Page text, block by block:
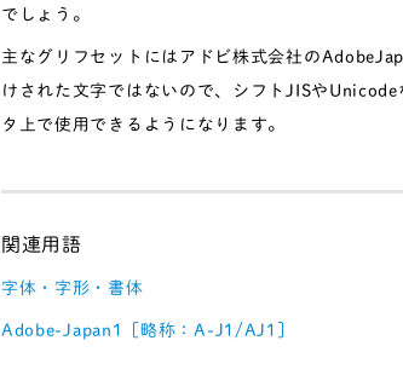
でしょう。
主なグリフセットにはアドビ株式会社の
けされた文字ではないので、シフトJISや
タ上で使用できるようになります。
字体・字形・書体
Adobe-Japan1［略称：A-J1/AJ1］